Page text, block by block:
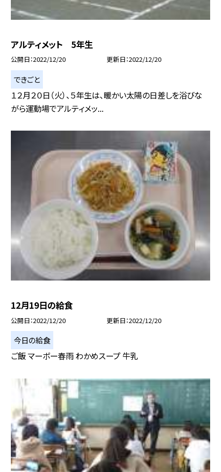
アルティメット 5年生
公開日 2022/12/20 更新日 2022/12/20
できごと
１２月２０日（火）、５年生は、暖かい太陽の日差しを浴びな
がら運動場でアルティメッ...
12月19日の給食
公開日 2022/12/20 更新日 2022/12/20
今日の給食
ご飯 マーボー春雨 わかめスープ 牛乳